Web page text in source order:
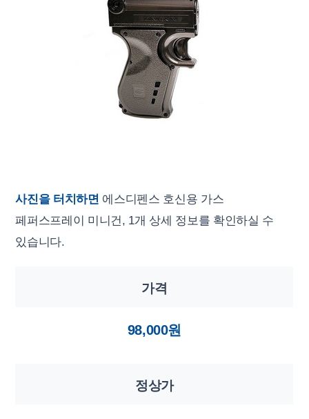
사진을 터치하면 에스디펜스 호신용 가스
페퍼스프레이 미니건, 1개 상세 정보를 확인하실 수
있습니다.
가격
98,000원
정상가